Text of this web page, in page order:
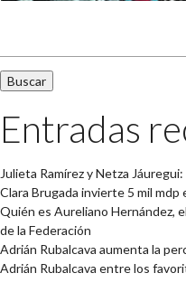
Entradas
Julieta Ramírez y Netza
Clara Brugada invierte 5 mil mdp
Quién es Aureliano Hernández,
de la Federación
Adrián Rubalcava aumenta la
Adrián Rubalcava entre los